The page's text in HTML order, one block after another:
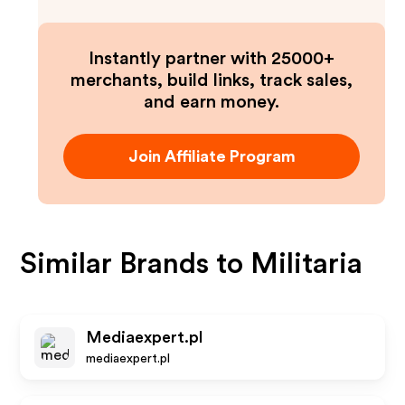
Instantly partner with 25000+
merchants, build links, track sales,
and earn money.
Join Affiliate Program
Similar Brands to Militaria
Mediaexpert.pl
mediaexpert.pl